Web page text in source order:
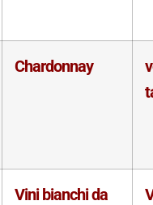
Chardonnay
Vini bianchi da